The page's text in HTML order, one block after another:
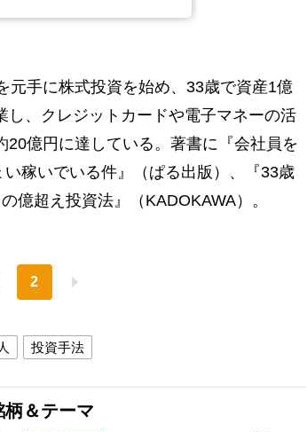
元手に株式投資を始め、33歳で資産1億
し、クレジットカードや電子マネーの活
億円に達している。著書に『会社員を
稼いでいる件』（ぱる出版）、『33歳
億超え投資法』（KADOKAWA）。
2
投資手法
柄＆テーマ